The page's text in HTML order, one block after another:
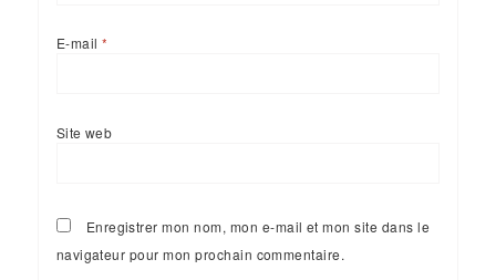
E-mail *
Site web
Enregistrer mon nom, mon e-mail et mon site dans le
navigateur pour mon prochain commentaire.